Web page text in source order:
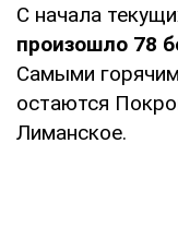
С начала
произошло 78
Самыми
остаются
Лиманское.